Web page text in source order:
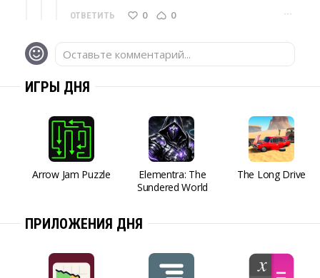
ОТВЕТИТЬ 0 0 ···
Оставьте комментарий...
ИГРЫ ДНЯ
Arrow Jam Puzzle
Elementra: The
Sundered World
The Long Drive
ПРИЛОЖЕНИЯ ДНЯ